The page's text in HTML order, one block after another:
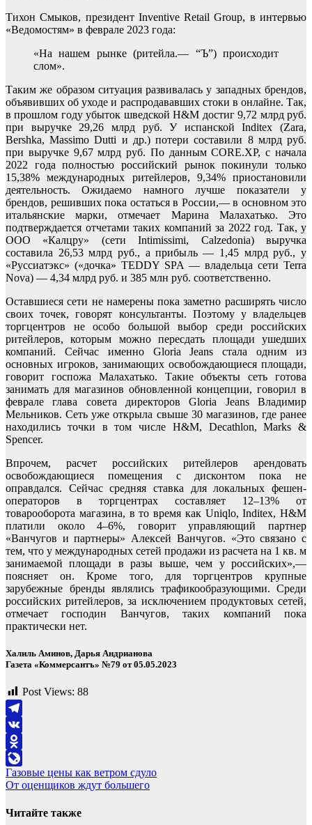
Тихон Смыков, президент Inventive Retail Group, в интервью
«Ведомостям» в феврале 2023 года:
«На нашем рынке (ритейла.— “Ъ”) происходит
слом».
Таким же образом ситуация развивалась у западных брендов,
объявивших об уходе и распродававших стоки в онлайне. Так,
в прошлом году убыток шведской H&M достиг 9,72 млрд руб.
при выручке 29,26 млрд руб. У испанской Inditex (Zara,
Bershka, Massimo Dutti и др.) потери составили 8 млрд руб.
при выручке 9,67 млрд руб. По данным CORE.XP, с начала
2022 года полностью российский рынок покинули только
15,38% международных ритейлеров, 9,34% приостановили
деятельность. Ожидаемо намного лучше показатели у
брендов, решивших пока остаться в России,— в основном это
итальянские марки, отмечает Марина Малахатько. Это
подтверждается отчетами таких компаний за 2022 год. Так, у
ООО «Калцру» (сети Intimissimi, Calzedonia) выручка
составила 26,53 млрд руб., а прибыль — 1,45 млрд руб., у
«Руссиатэкс» («дочка» TEDDY SPA — владельца сети Terra
Nova) — 4,34 млрд руб. и 385 млн руб. соответственно.
Оставшиеся сети не намерены пока заметно расширять число
своих точек, говорят консультанты. Поэтому у владельцев
торгцентров не особо большой выбор среди российских
ритейлеров, которым можно пересдать площади ушедших
компаний. Сейчас именно Gloria Jeans стала одним из
основных игроков, занимающих освобождающиеся площади,
говорит госпожа Малахатько. Такие объекты сеть готова
занимать для магазинов обновленной концепции, говорил в
феврале глава совета директоров Gloria Jeans Владимир
Мельников. Сеть уже открыла свыше 30 магазинов, где ранее
находились точки в том числе H&M, Decathlon, Marks &
Spencer.
Впрочем, расчет российских ритейлеров арендовать
освобождающиеся помещения с дисконтом пока не
оправдался. Сейчас средняя ставка для локальных фешен-
операторов в торгцентрах составляет 12–13% от
товарооборота магазина, в то время как Uniqlo, Inditex, H&M
платили около 4–6%, говорит управляющий партнер
«Ванчугов и партнеры» Алексей Ванчугов. «Это связано с
тем, что у международных сетей продажи из расчета на 1 кв. м
занимаемой площади в разы выше, чем у российских»,—
поясняет он. Кроме того, для торгцентров крупные
зарубежные бренды являлись трафикообразующими. Среди
российских ритейлеров, за исключением продуктовых сетей,
отмечает господин Ванчугов, таких компаний пока
практически нет.
Халиль Аминов, Дарья Андрианова
Газета «Коммерсантъ» №79 от 05.05.2023
Post Views: 88
Telegram
VK
Odnoklassniki
LiveJournal
Навигация
по
записям
Газовые цены как ветром сдуло
От оценщиков ждут большего
Читайте также